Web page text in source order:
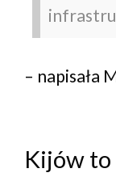
– napisała
Kijów to